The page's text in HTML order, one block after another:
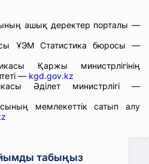
ашық деректер порталы —
ҰЭМ Статистика бюросы —
Қаржы министрлігінің
— kgd.gov.kz
Әділет министрлігі —
мемлекеттік сатып алу
табыңыз